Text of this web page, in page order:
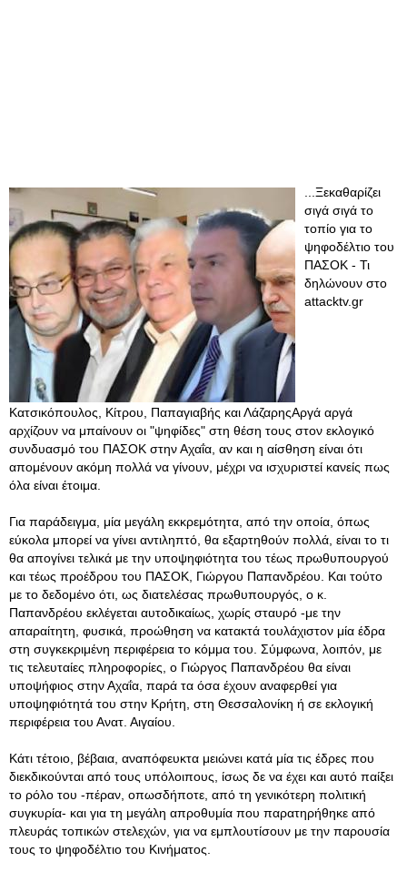
...Ξεκαθαρίζει
σιγά σιγά το
τοπίο για το
ψηφοδέλτιο του
ΠΑΣΟΚ - Τι
δηλώνουν στο
attacktv.gr
Κατσικόπουλος, Κίτρου, Παπαγιαβής και ΛάζαρηςΑργά αργά
αρχίζουν να μπαίνουν οι "ψηφίδες" στη θέση τους στον εκλογικό
συνδυασμό του ΠΑΣΟΚ στην Αχαΐα, αν και η αίσθηση είναι ότι
απομένουν ακόμη πολλά να γίνουν, μέχρι να ισχυριστεί κανείς πως
όλα είναι έτοιμα.
Για παράδειγμα, μία μεγάλη εκκρεμότητα, από την οποία, όπως
εύκολα μπορεί να γίνει αντιληπτό, θα εξαρτηθούν πολλά, είναι το τι
θα απογίνει τελικά με την υποψηφιότητα του τέως πρωθυπουργού
και τέως προέδρου του ΠΑΣΟΚ, Γιώργου Παπανδρέου. Και τούτο
με το δεδομένο ότι, ως διατελέσας πρωθυπουργός, ο κ.
Παπανδρέου εκλέγεται αυτοδικαίως, χωρίς σταυρό -με την
απαραίτητη, φυσικά, προώθηση να κατακτά τουλάχιστον μία έδρα
στη συγκεκριμένη περιφέρεια το κόμμα του. Σύμφωνα, λοιπόν, με
τις τελευταίες πληροφορίες, ο Γιώργος Παπανδρέου θα είναι
υποψήφιος στην Αχαΐα, παρά τα όσα έχουν αναφερθεί για
υποψηφιότητά του στην Κρήτη, στη Θεσσαλονίκη ή σε εκλογική
περιφέρεια του Ανατ. Αιγαίου.
Κάτι τέτοιο, βέβαια, αναπόφευκτα μειώνει κατά μία τις έδρες που
διεκδικούνται από τους υπόλοιπους, ίσως δε να έχει και αυτό παίξει
το ρόλο του -πέραν, οπωσδήποτε, από τη γενικότερη πολιτική
συγκυρία- και για τη μεγάλη απροθυμία που παρατηρήθηκε από
πλευράς τοπικών στελεχών, για να εμπλουτίσουν με την παρουσία
τους το ψηφοδέλτιο του Κινήματος.